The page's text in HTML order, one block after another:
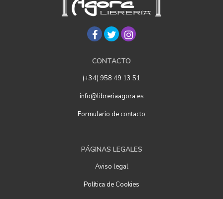
CONTACTO
(+34) 958 49 13 51
info@libreriaagora.es
Formulario de contacto
PÁGINAS LEGALES
Aviso legal
Política de Cookies